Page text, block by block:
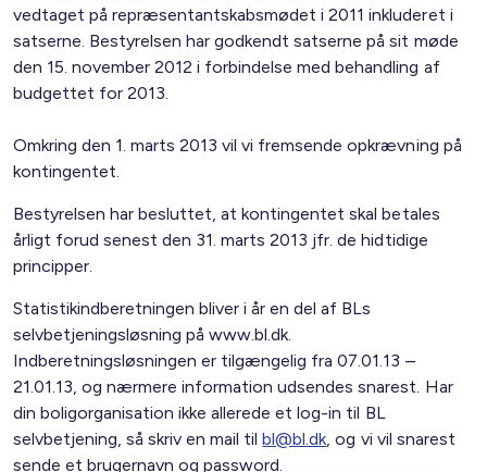
vedtaget på repræsentantskabsmødet i 2011 inkluderet i
satserne. Bestyrelsen har godkendt satserne på sit møde
den 15. november 2012 i forbindelse med behandling af
budgettet for 2013.
Omkring den 1. marts 2013 vil vi fremsende opkrævning på
kontingentet.
Bestyrelsen har besluttet, at kontingentet skal betales
årligt forud senest den 31. marts 2013 jfr. de hidtidige
principper.
Statistikindberetningen bliver i år en del af BLs
selvbetjeningsløsning på www.bl.dk.
Indberetningsløsningen er tilgængelig fra 07.01.13 –
21.01.13, og nærmere information udsendes snarest. Har
din boligorganisation ikke allerede et log-in til BL
selvbetjening, så skriv en mail tilbl@bl.dk, og vi vil snarest
sende et brugernavn og password.